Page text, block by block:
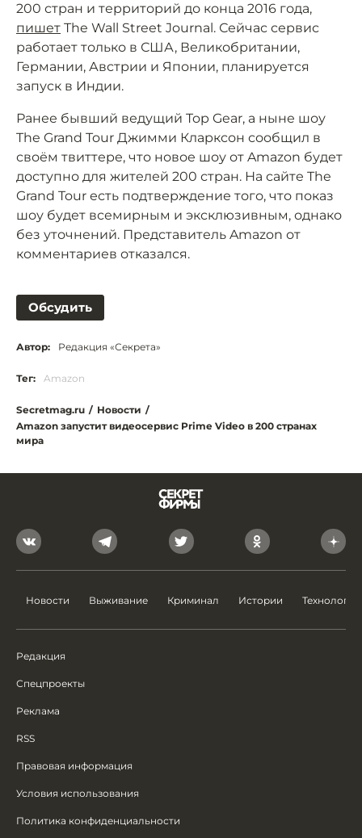
200 стран и территорий до конца 2016 года,
пишет The Wall Street Journal. Сейчас сервис
работает только в США, Великобритании,
Германии, Австрии и Японии, планируется
запуск в Индии.
Ранее бывший ведущий Top Gear, а ныне шоу
The Grand Tour Джимми Кларксон сообщил в
своём твиттере, что новое шоу от Amazon будет
доступно для жителей 200 стран. На сайте The
Grand Tour есть подтверждение того, что показ
шоу будет всемирным и эксклюзивным, однако
без уточнений. Представитель Amazon от
комментариев отказался.
Обсудить
Автор: Редакция «Секрета»
Тег: Amazon
Secretmag.ru / Новости /
Amazon запустит видеосервис Prime Video в 200 странах
мира
Новости Выживание Криминал Истории Технологии
Редакция
Спецпроекты
Реклама
RSS
Правовая информация
Условия использования
Политика конфиденциальности